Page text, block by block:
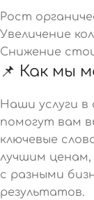
Рост
Увеличение
Снижение
📌 Как мы
Наши услуги
помогут вам
ключевые
лучшим
с разными
результатов.